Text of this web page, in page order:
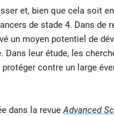
et, bien que cela soit
de stade 4. Dans de
un moyen potentiel de
leur étude, les
contre un large
dans la revueAdvanced